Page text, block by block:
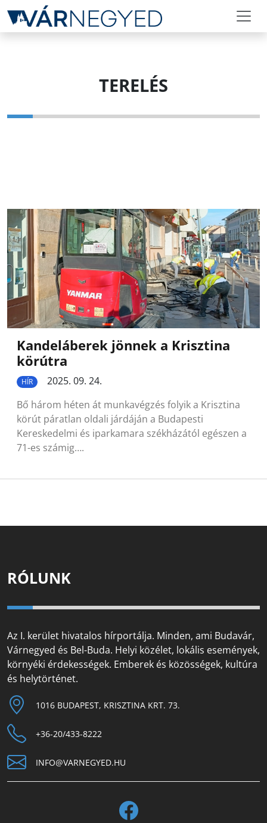
TERELÉS
Kandeláberek jönnek a Krisztina
körútra
HÍR
2025. 09. 24.
Bő három héten át munkavégzés folyik a Krisztina
körút páratlan oldali járdáján a Budapesti
Kereskedelmi és iparkamara székházától egészen a
71-es számig….
RÓLUNK
Az I. kerület hivatalos hírportálja. Minden, ami Budavár,
Várnegyed és Bel-Buda. Helyi közélet, lokális események,
környéki érdekességek. Emberek és közösségek, kultúra
és helytörténet.
1016 BUDAPEST, KRISZTINA KRT. 73.
+36-20/433-8222
INFO@VARNEGYED.HU